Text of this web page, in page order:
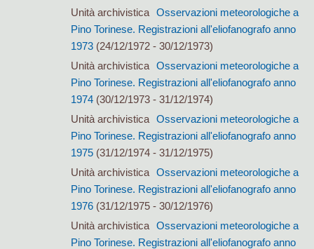
Unità archivistica Osservazioni meteorologiche a
Pino Torinese. Registrazioni all'eliofanografo anno
1973(24/12/1972 - 30/12/1973)
Unità archivistica Osservazioni meteorologiche a
Pino Torinese. Registrazioni all'eliofanografo anno
1974(30/12/1973 - 31/12/1974)
Unità archivistica Osservazioni meteorologiche a
Pino Torinese. Registrazioni all'eliofanografo anno
1975(31/12/1974 - 31/12/1975)
Unità archivistica Osservazioni meteorologiche a
Pino Torinese. Registrazioni all'eliofanografo anno
1976(31/12/1975 - 30/12/1976)
Unità archivistica Osservazioni meteorologiche a
Pino Torinese. Registrazioni all'eliofanografo anno